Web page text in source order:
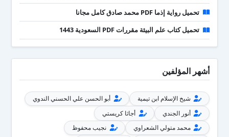
تحميل رواية إذما PDF محمد صادق كامل مجانا
تحميل كتاب علم البيئة مقررات PDF السعودية 1443
أشهر المؤلفين
شيخ الإسلام ابن تيمية
أبو الحسن علي الحسني الندوي
أنور الجندي
أجاثا كريستي
محمد متولي الشعراوي
نجيب محفوظ